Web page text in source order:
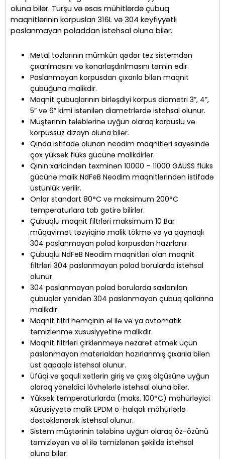
oluna bilər. Turşu və əsas mühitlərdə çubuq
maqnitlərinin korpusları 316L və 304 keyfiyyətli
paslanmayan poladdan istehsal oluna bilər.
Metal tozlarının mümkün qədər tez sistemdən
çıxarılmasını və kənarlaşdırılmasını təmin edir.
Paslanmayan korpusdan çıxarıla bilən maqnit
çubuğuna malikdir.
Maqnit çubuqlarının birləşdiyi korpus diametri 3”, 4”,
5” və 6” kimi istənilən diametrlərdə istehsal olunur.
Müştərinin tələblərinə uyğun olaraq korpuslu və
korpussuz dizayn oluna bilər.
Qında istifadə olunan neodim maqnitləri sayəsində
çox yüksək flüks gücünə malikdirlər.
Qının xaricindən təxminən 10000 – 11000 GAUSS flüks
gücünə malik NdFeB Neodim maqnitlərindən istifadə
üstünlük verilir.
Onlar standart 80°C və maksimum 200°C
temperaturlara tab gətirə bilirlər.
Çubuqlu maqnit filtrləri maksimum 10 Bar
müqavimət təzyiqinə malik tökmə və ya qaynaqlı
304 paslanmayan polad korpusdan hazırlanır.
Çubuqlu NdFeB Neodim maqnitləri olan maqnit
filtrləri 304 paslanmayan polad borularda istehsal
olunur.
304 paslanmayan polad borularda saxlanılan
çubuqlar yenidən 304 paslanmayan çubuq qollarına
malikdir.
Maqnit filtri həmçinin əl ilə və ya avtomatik
təmizlənmə xüsusiyyətinə malikdir.
Maqnit filtrləri çirklənməyə nəzarət etmək üçün
paslanmayan materialdan hazırlanmış çıxarıla bilən
üst qapaqla istehsal olunur.
Üfüqi və şaquli xətlərin giriş və çıxış ölçüsünə uyğun
olaraq yönəldici lövhələrlə istehsal oluna bilər.
Yüksək temperaturlarda (maks. 100°C) möhürləyici
xüsusiyyətə malik EPDM o-halqalı möhürlərlə
dəstəklənərək istehsal olunur.
Sistem müştərinin tələbinə uyğun olaraq öz-özünü
təmizləyən və əl ilə təmizlənən şəkildə istehsal
oluna bilər.